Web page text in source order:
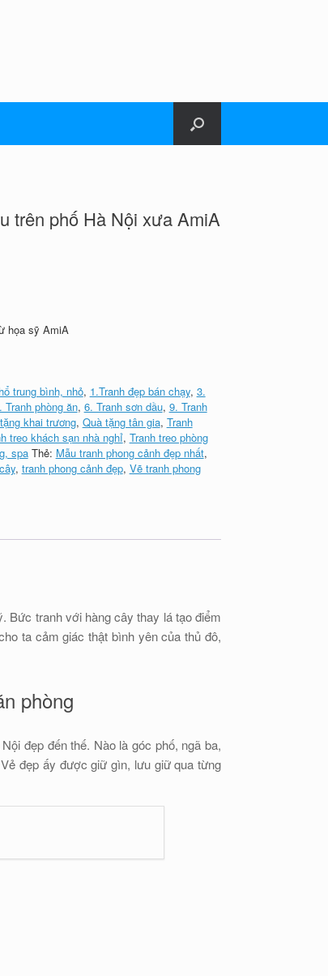
trên phố Hà Nội xưa AmiA
họa sỹ AmiA
trung bình, nhỏ, 1.Tranh đẹp bán chạy, 3.
Tranh phòng ăn, 6. Tranh sơn dầu, 9. Tranh
khai trương, Quà tặng tân gia, Tranh
treo khách sạn nhà nghỉ, Tranh treo phòng
spa Thẻ: Mẫu tranh phong cảnh đẹp nhất,
, tranh phong cảnh đẹp, Vẽ tranh phong
Bức tranh với hàng cây thay lá tạo điểm
ta cảm giác thật bình yên của thủ đô,
phòng
đẹp đến thế. Nào là góc phố, ngã ba,
đẹp ấy được giữ gìn, lưu giữ qua từng